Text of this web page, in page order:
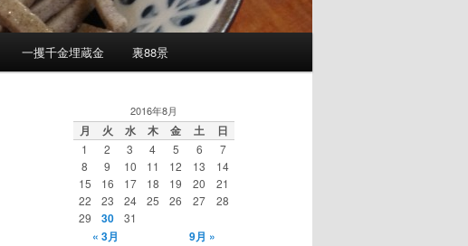
一攫千金埋蔵金 裏88景
2016年8月
月 火 水 木 金 土 日
1 2 3 4 5 6
7
8
9 10 11 12 13
14
15
16 17 18 19 20
21
22
23 24 25 26 27
28
29
30 31
« 3月 9月 »